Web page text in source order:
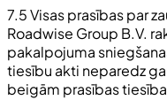
7.5 Visas prasības par
Roadwise Group B.V.
pakalpojuma
tiesību akti neparedz
beigām prasības